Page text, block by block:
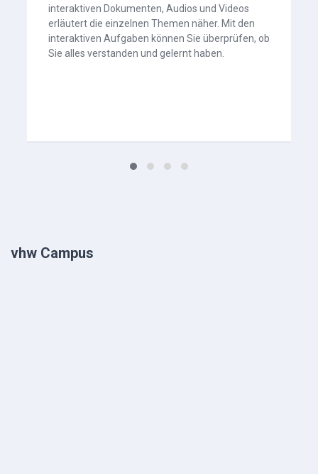
interaktiven Dokumenten, Audios und Videos
erläutert die einzelnen Themen näher. Mit den
interaktiven Aufgaben können Sie überprüfen, ob
Sie alles verstanden und gelernt haben.
vhw Campus